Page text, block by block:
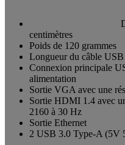
centimètres
Poids de 120 grammes
Longueur du câble
Connexion principale
alimentation
Sortie VGA avec une
Sortie HDMI 1.4 avec
2160 à 30 Hz
Sortie Ethernet
2 USB 3.0 Type-A (5V